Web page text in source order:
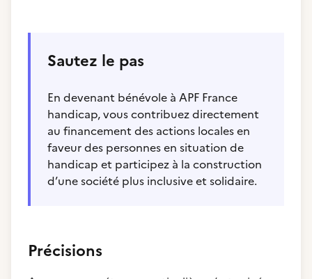
Sautez le pas
En devenant bénévole à APF France
handicap, vous contribuez directement
au financement des actions locales en
faveur des personnes en situation de
handicap et participez à la construction
d’une société plus inclusive et solidaire.
Précisions